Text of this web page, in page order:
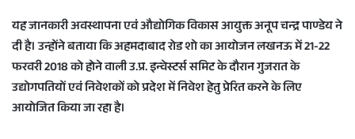
यह जानकारी अवस्थापना एवं औद्योगिक विकास आयुक्त अनूप चन्द्र पाण्डेय ने
दी है। उन्होंने बताया कि अहमदाबाद रोड शो का आयोजन लखनऊ में 21-22
फरवरी 2018 को होने वाली उ.प्र. इन्वेस्टर्स समिट के दौरान गुजरात के
उद्योगपतियों एवं निवेशकों को प्रदेश में निवेश हेतु प्रेरित करने के लिए
आयोजित किया जा रहा है।